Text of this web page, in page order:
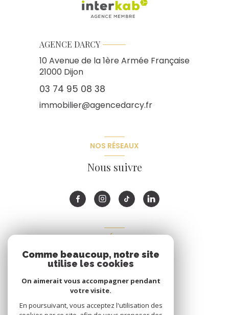
AGENCE DARCY
10 Avenue de la 1ère Armée Française
21000 Dijon
03 74 95 08 38
immobilier@agencedarcy.fr
NOS RÉSEAUX
Nous suivre
ADHÉRENTS
Nous adhérons
Comme beaucoup, notre site
utilise les cookies
On aimerait vous accompagner pendant
votre visite.
En poursuivant, vous acceptez l'utilisation des